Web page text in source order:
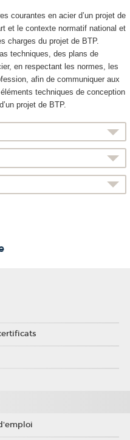
courantes en acier d’un projet de
et le contexte normatif national et
charges du projet de BTP.
techniques, des plans de
en respectant les normes, les
afin de communiquer aux
techniques de conception
projet de BTP.